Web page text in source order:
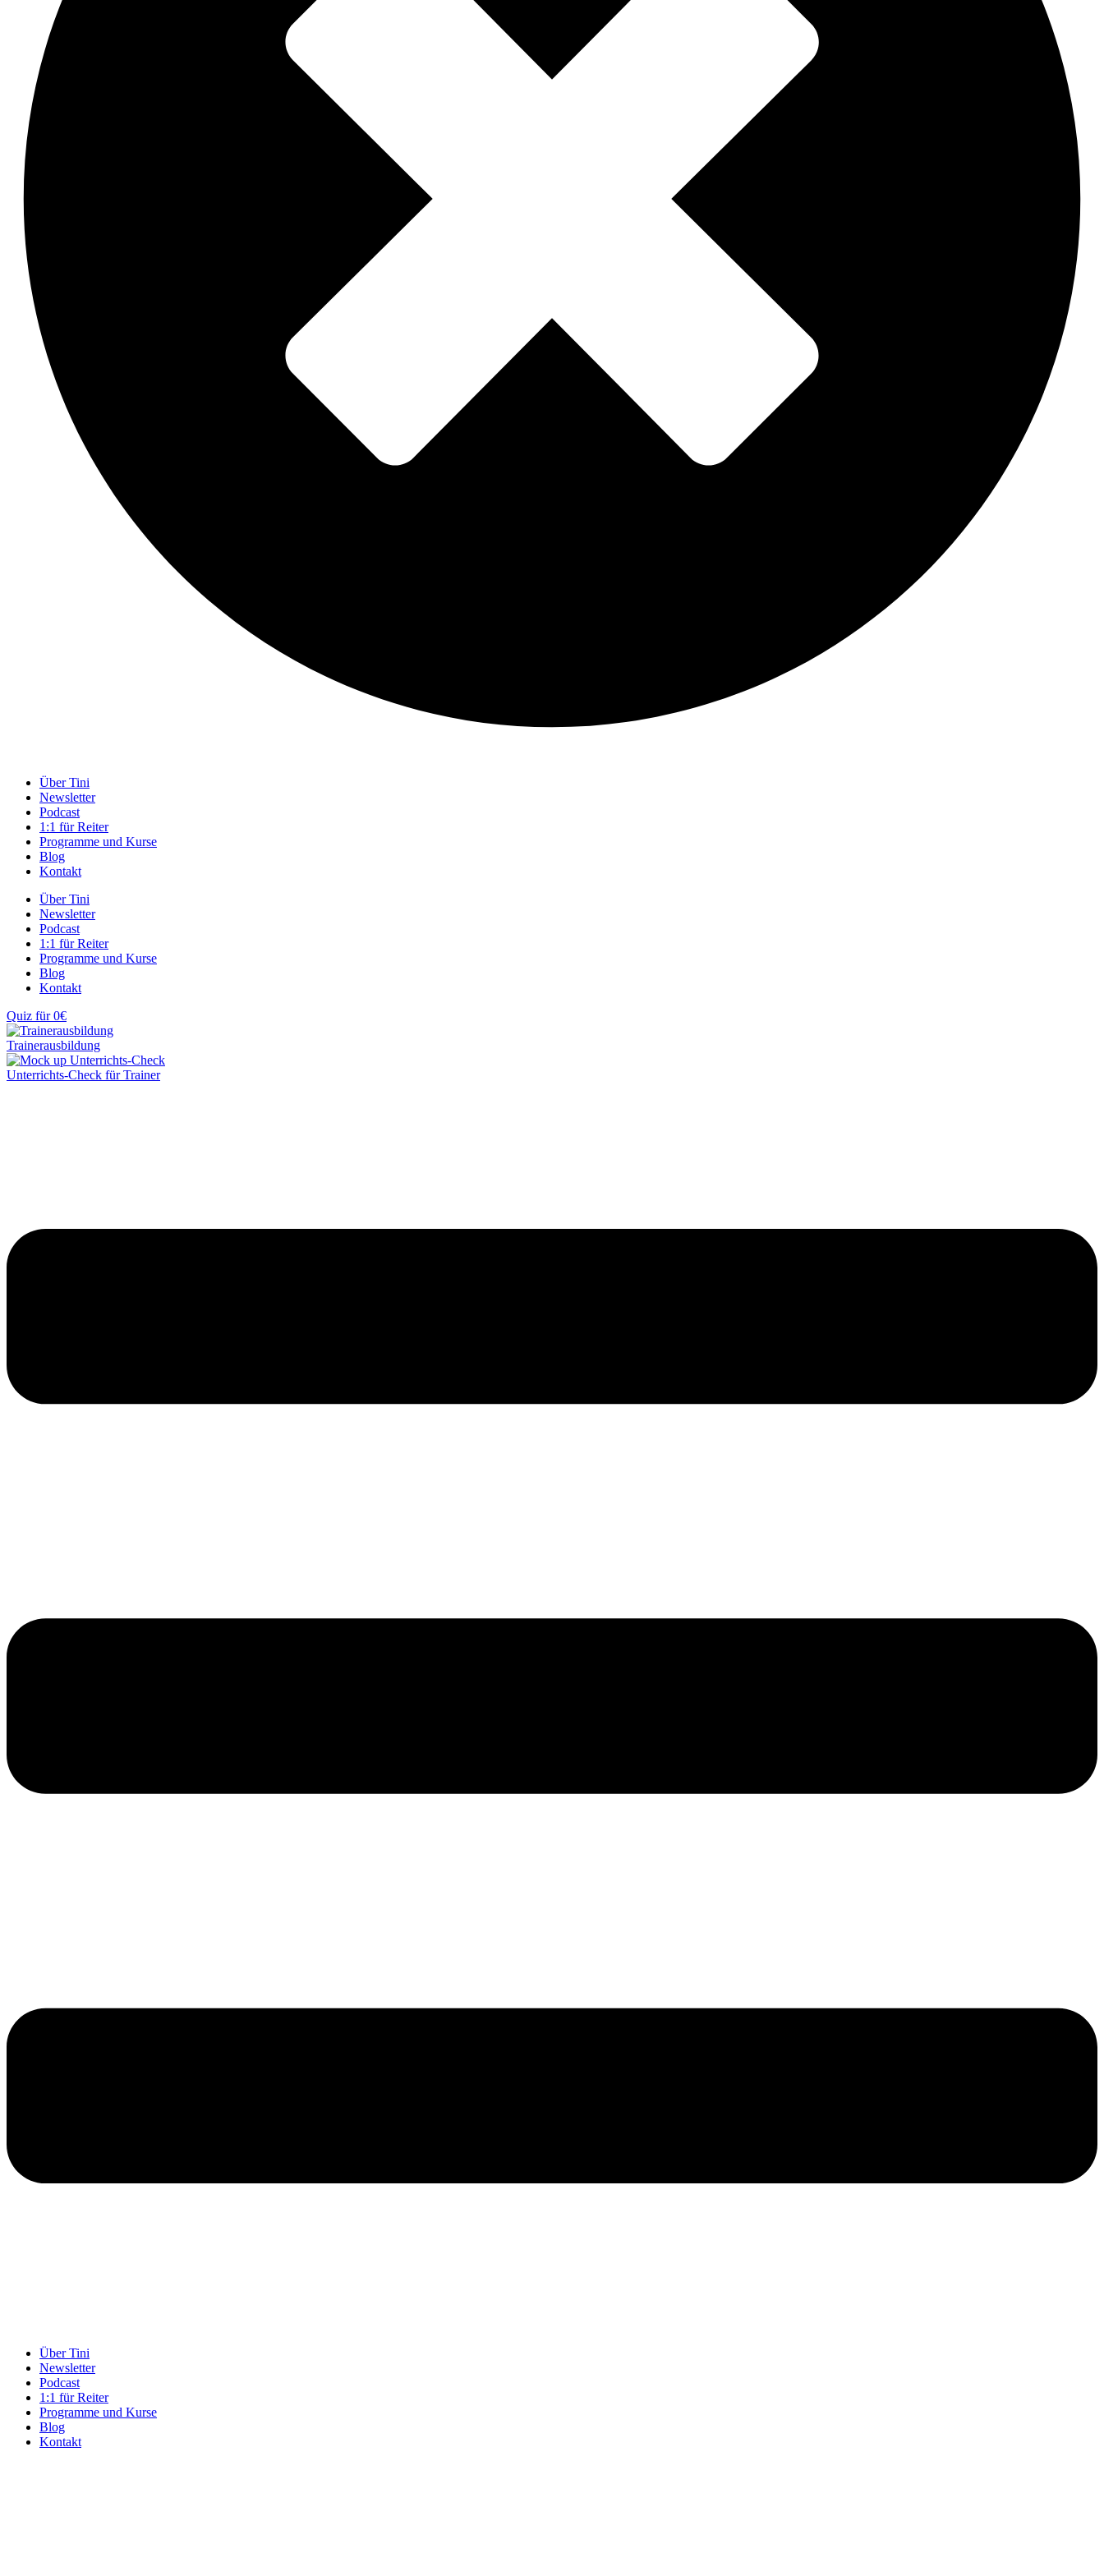
Über Tini
Newsletter
Podcast
1:1 für Reiter
Programme und Kurse
Blog
Kontakt
Über Tini
Newsletter
Podcast
1:1 für Reiter
Programme und Kurse
Blog
Kontakt
Quiz für 0€
Trainerausbildung
Unterrichts-Check für Trainer
Über Tini
Newsletter
Podcast
1:1 für Reiter
Programme und Kurse
Blog
Kontakt